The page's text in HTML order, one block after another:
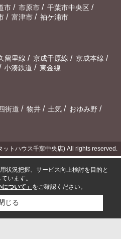
市 / 市原市 / 千葉市中央区 /
/ 富津市 / 袖ケ浦市
留里線 / 京成千原線 / 京成本線 /
小湊鉄道 / 東金線
街道 / 物井 / 土気 / おゆみ野 /
トハウス千葉中央店) All rights reserved.
状況把握、サービス向上検討を目的と
います。
ついて」 をご確認ください。
じる